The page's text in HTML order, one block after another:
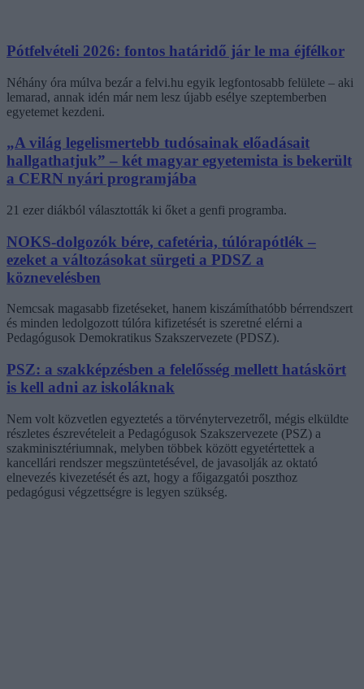
Pótfelvételi 2026: fontos határidő jár le ma éjfélkor
Néhány óra múlva bezár a felvi.hu egyik legfontosabb felülete – aki
lemarad, annak idén már nem lesz újabb esélye szeptemberben
egyetemet kezdeni.
„A világ legelismertebb tudósainak előadásait
hallgathatjuk” – két magyar egyetemista is bekerült
a CERN nyári programjába
21 ezer diákból választották ki őket a genfi programba.
NOKS-dolgozók bére, cafetéria, túlórapótlék –
ezeket a változásokat sürgeti a PDSZ a
köznevelésben
Nemcsak magasabb fizetéseket, hanem kiszámíthatóbb bérrendszert
és minden ledolgozott túlóra kifizetését is szeretné elérni a
Pedagógusok Demokratikus Szakszervezete (PDSZ).
PSZ: a szakképzésben a felelősség mellett hatáskört
is kell adni az iskoláknak
Nem volt közvetlen egyeztetés a törvénytervezetről, mégis elküldte
részletes észrevételeit a Pedagógusok Szakszervezete (PSZ) a
szakminisztériumnak, melyben többek között egyetértettek a
kancellári rendszer megszüntetésével, de javasolják az oktató
elnevezés kivezetését és azt, hogy a főigazgatói poszthoz
pedagógusi végzettségre is legyen szükség.